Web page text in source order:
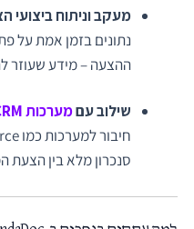
מעקב וניתוח ביצועי
נתונים בזמן אמת על
ההצעה – מידע שעוזר
שילוב עםמערכות CRM
סנכרון מלא בין הצעת